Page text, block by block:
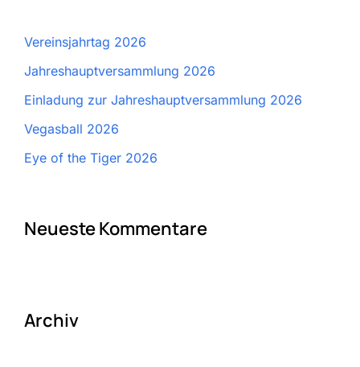
Vereinsjahrtag 2026
Jahreshauptversammlung 2026
Einladung zur Jahreshauptversammlung 2026
Vegasball 2026
Eye of the Tiger 2026
Neueste Kommentare
Archiv